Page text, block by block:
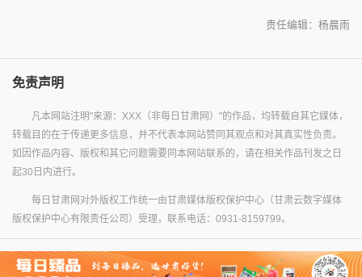
责任编辑：杨晨雨
免责声明
凡本网站注明"来源：XXX（非每日甘肃网）"的作品，均转载自其它媒体，
转载目的在于传递更多信息，并不代表本网站赞同其观点和对其真实性负责。
如因作品内容、版权和其它问题需要同本网站联系的，请在相关作品刊发之日
起30日内进行。
每日甘肃网对外版权工作统一由甘肃媒体版权保护中心（甘肃云数字媒体
版权保护中心有限责任公司）受理，联系电话：0931-8159799。